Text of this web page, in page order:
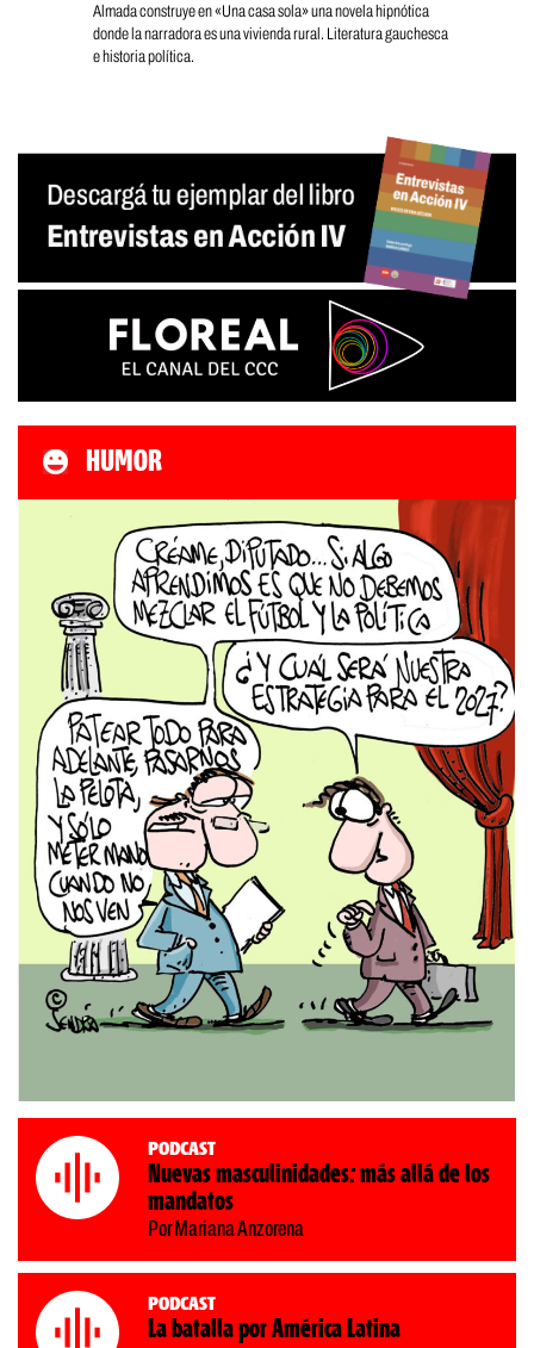
Almada construye en «Una casa sola» una novela hipnótica
donde la narradora es una vivienda rural. Literatura gauchesca
e historia política.
HUMOR
Podcast
Nuevas masculinidades: más allá de los
mandatos
Por Mariana Anzorena
Podcast
La batalla por América Latina